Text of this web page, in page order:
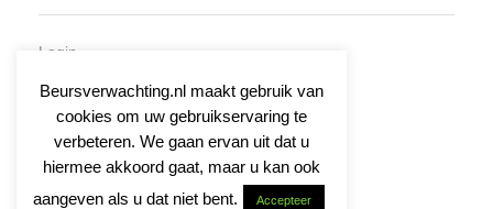
Login
Reacties feed
WordPress.org
Beursverwachting.nl maakt gebruik van
cookies om uw gebruikservaring te
verbeteren. We gaan ervan uit dat u
hiermee akkoord gaat, maar u kan ook
aangeven als u dat niet bent.
Accepteer